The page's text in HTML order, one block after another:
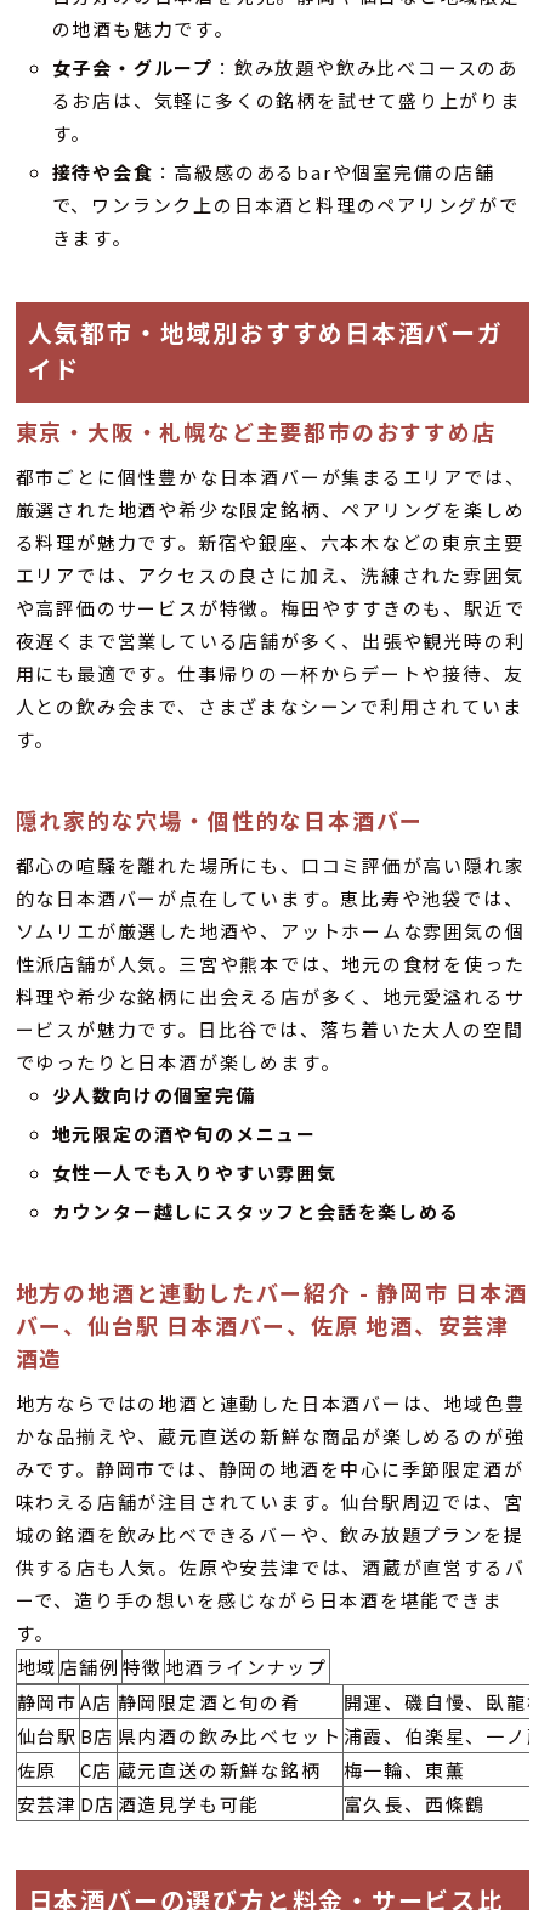
の地酒も魅力です。
女子会・グループ ：飲み放題や飲み比べコースのあ
るお店は、気軽に多くの銘柄を試せて盛り上がりま
す。
接待や会食 ：高級感のあるbarや個室完備の店舗
で、ワンランク上の日本酒と料理のペアリングがで
きます。
人気都市・地域別おすすめ日本酒バーガ
イド
東京・大阪・札幌など主要都市のおすすめ店
都市ごとに個性豊かな日本酒バーが集まるエリアでは、
厳選された地酒や希少な限定銘柄、ペアリングを楽しめ
る料理が魅力です。新宿や銀座、六本木などの東京主要
エリアでは、アクセスの良さに加え、洗練された雰囲気
や高評価のサービスが特徴。梅田やすすきのも、駅近で
夜遅くまで営業している店舗が多く、出張や観光時の利
用にも最適です。仕事帰りの一杯からデートや接待、友
人との飲み会まで、さまざまなシーンで利用されていま
す。
隠れ家的な穴場・個性的な日本酒バー
都心の喧騒を離れた場所にも、口コミ評価が高い隠れ家
的な日本酒バーが点在しています。恵比寿や池袋では、
ソムリエが厳選した地酒や、アットホームな雰囲気の個
性派店舗が人気。三宮や熊本では、地元の食材を使った
料理や希少な銘柄に出会える店が多く、地元愛溢れるサ
ービスが魅力です。日比谷では、落ち着いた大人の空間
でゆったりと日本酒が楽しめます。
少人数向けの個室完備
地元限定の酒や旬のメニュー
女性一人でも入りやすい雰囲気
カウンター越しにスタッフと会話を楽しめる
地方の地酒と連動したバー紹介 - 静岡市 日本酒
バー、仙台駅 日本酒バー、佐原 地酒、安芸津
酒造
地方ならではの地酒と連動した日本酒バーは、地域色豊
かな品揃えや、蔵元直送の新鮮な商品が楽しめるのが強
みです。静岡市では、静岡の地酒を中心に季節限定酒が
味わえる店舗が注目されています。仙台駅周辺では、宮
城の銘酒を飲み比べできるバーや、飲み放題プランを提
供する店も人気。佐原や安芸津では、酒蔵が直営するバ
ーで、造り手の想いを感じながら日本酒を堪能できま
す。
地域 店舗例 特徴 地酒ラインナップ
静岡市A店 静岡限定酒と旬の肴
開運、磯自慢、臥龍
仙台駅 B店 県内酒の飲み比べセット 浦霞、伯楽星、一ノ
佐原
C店 蔵元直送の新鮮な銘柄
梅一輪、東薫
安芸津 D店 酒造見学も可能 富久長、西條鶴
日本酒バーの選び方と料金・サービス比